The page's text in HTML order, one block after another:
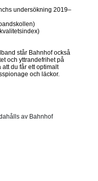
undersökning 2019–
står Bahnhof också
och yttrandefrihet på
du får ett optimalt
och läckor.
av Bahnhof